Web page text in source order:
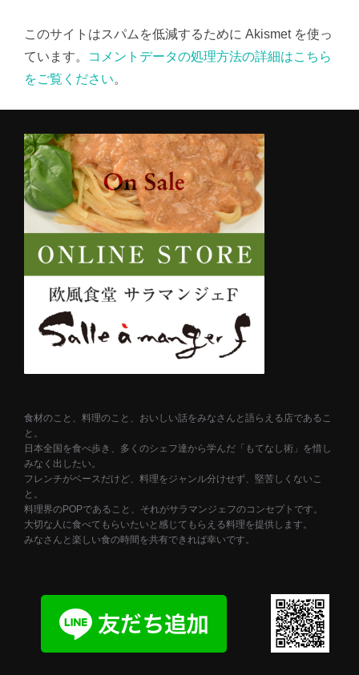
このサイトはスパムを低減するために Akismet を使っ
ています。
コメントデータの処理方法の詳細はこちら
をご覧ください。
食材のこと、料理のこと、おいしい話をみなさんと語らえる店であるこ
と。
日本全国を食べ歩き、多くのシェフ達から学んだ「もてなし術」を惜し
みなく出したい。
フレンチがベースだけど、料理をジャンル分けせず、堅苦しくないこ
と。
料理界のPOPであること、それがサラマンジェフのコンセプトです。
大切な人に食べてもらいたいと感じてもらえる料理を提供します。
みなさんと楽しい食の時間を共有できれば幸いです。